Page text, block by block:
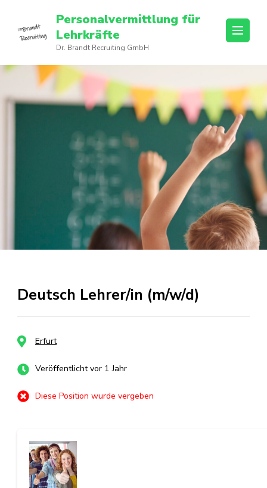
Personalvermittlung für
Lehrkräfte
Dr. Brandt Recruiting GmbH
Deutsch Lehrer/in (m/w/d)
Erfurt
Veröffentlicht vor 1 Jahr
Diese Position wurde vergeben